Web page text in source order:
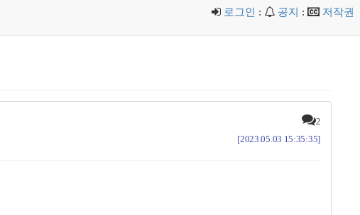
로그인 : 공지 : 저작권
2
[2023.05.03 15:35:35]